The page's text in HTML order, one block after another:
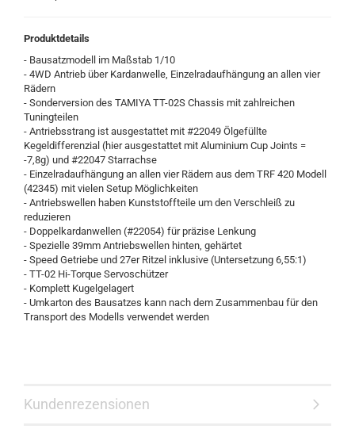
Produktdetails
- Bausatzmodell im Maßstab 1/10
- 4WD Antrieb über Kardanwelle, Einzelradaufhängung an allen vier
Rädern
- Sonderversion des TAMIYA TT-02S Chassis mit zahlreichen
Tuningteilen
- Antriebsstrang ist ausgestattet mit #22049 Ölgefüllte
Kegeldifferenzial (hier ausgestattet mit Aluminium Cup Joints =
-7,8g) und #22047 Starrachse
- Einzelradaufhängung an allen vier Rädern aus dem TRF 420 Modell
(42345) mit vielen Setup Möglichkeiten
- Antriebswellen haben Kunststoffteile um den Verschleiß zu
reduzieren
- Doppelkardanwellen (#22054) für präzise Lenkung
- Spezielle 39mm Antriebswellen hinten, gehärtet
- Speed Getriebe und 27er Ritzel inklusive (Untersetzung 6,55:1)
- TT-02 Hi-Torque Servoschützer
- Komplett Kugelgelagert
- Umkarton des Bausatzes kann nach dem Zusammenbau für den
Transport des Modells verwendet werden
Kundenrezensionen